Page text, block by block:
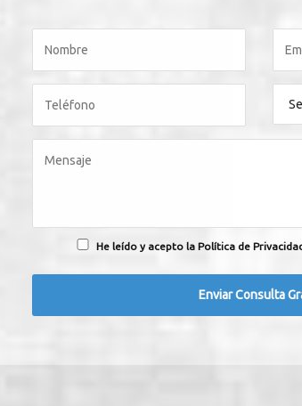
He leído y acepto la Política de